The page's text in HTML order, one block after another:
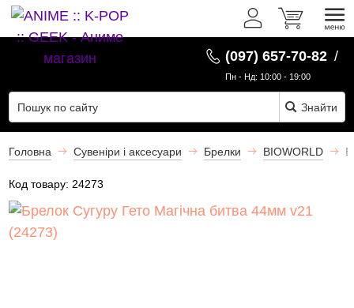
(097) 657-70-82
Пн - Нд: 10:00 - 19:00
/
Знайти
UK
Головна Сувеніри і аксесуари Брелки BIOWORLD
Код товару: 24273